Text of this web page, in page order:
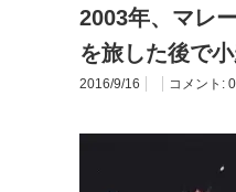
2003年、マレ
を旅した後で
2016/9/16 コメント: 0